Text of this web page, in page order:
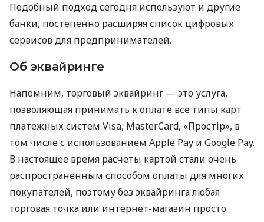
Подобный подход сегодня используют и другие
банки, постепенно расширяя список цифровых
сервисов для предпринимателей.
Об эквайринге
Напомним, торговый эквайринг — это услуга,
позволяющая принимать к оплате все типы карт
платежных систем Visa, MasterCard, «Простір», в
том числе с использованием Apple Pay и Google Pay.
В настоящее время расчеты картой стали очень
распространенным способом оплаты для многих
покупателей, поэтому без эквайринга любая
торговая точка или интернет-магазин просто